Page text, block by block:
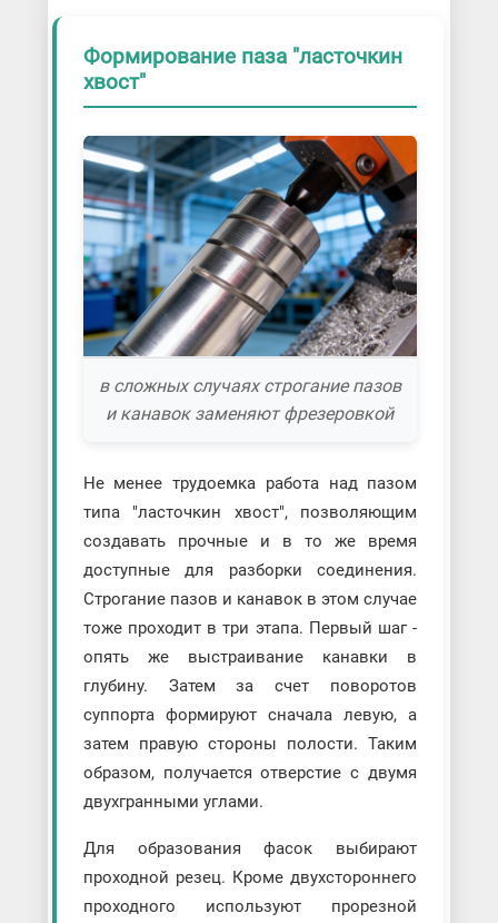
Формирование паза "ласточкин
хвост"
в сложных случаях строгание пазов
и канавок заменяют фрезеровкой
Не менее трудоемка работа над пазом
типа "ласточкин хвост", позволяющим
создавать прочные и в то же время
доступные для разборки соединения.
Строгание пазов и канавок в этом случае
тоже проходит в три этапа. Первый шаг -
опять же выстраивание канавки в
глубину. Затем за счет поворотов
суппорта формируют сначала левую, а
затем правую стороны полости. Таким
образом, получается отверстие с двумя
двухгранными углами.
Для образования фасок выбирают
проходной резец. Кроме двухстороннего
проходного используют прорезной